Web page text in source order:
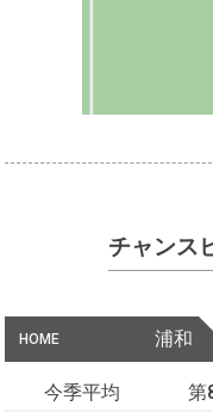
チャンス
HOME 浦和
今季平均 第